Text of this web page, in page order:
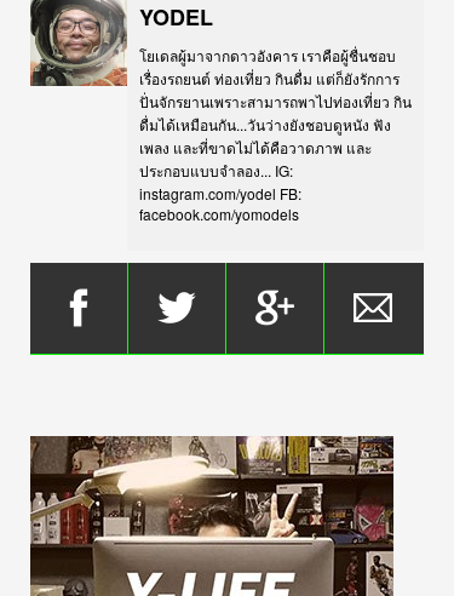
YODEL
โยเดลผู้มาจากดาวอังคาร เราคือผู้ชื่นชอบ
เรื่องรถยนต์ ท่องเที่ยว กินดื่ม แต่ก็ยังรักการ
ปั่นจักรยานเพราะสามารถพาไปท่องเที่ยว กิน
ดื่มได้เหมือนกัน...วันว่างยังชอบดูหนัง ฟัง
เพลง และที่ขาดไม่ได้คือวาดภาพ และ
ประกอบแบบจำลอง... IG:
instagram.com/yodel FB:
facebook.com/yomodels